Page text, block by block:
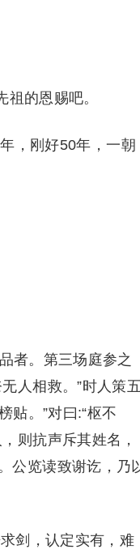
的恩赐吧。
，刚好50年，一朝
者。第三场庭参之
人相救。”时人策五
贴。”对曰:“枢不
则抗声斥其姓名，
公览读致谢讫，乃
剑，认定实有，难